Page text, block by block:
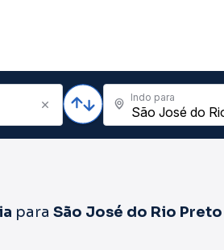
Indo para
para São José do Rio Preto